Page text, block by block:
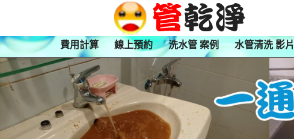
費用計算 線上預約 洗水管 案例 水管清洗 影片